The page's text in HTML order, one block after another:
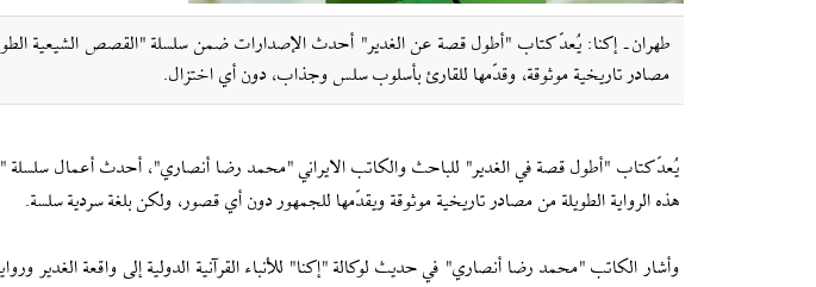
طهران ـ إکنا: يُعدّ كتاب "أطول قصة عن الغدير" أحدث الإصدارات ضمن سلسلة "القصص الشيعية
مصادر تاريخية موثوقة، وقدّمها للقارئ بأسلوب سلس وجذاب، دون أي اختزال.
يُعدّ كتاب "أطول قصة في الغدير" للباحث والكاتب الايراني "محمد رضا أنصاري"، أحدث أعمال سلسلة
هذه الرواية الطويلة من مصادر تاريخية موثوقة ويقدّمها للجمهور دون أي قصور، ولكن بلغة سردية سلسة.
وأشار الكاتب "محمد رضا أنصاري" في حديث لوکالة "إكنا" للأنباء القرآنية الدولية إلى واقعة الغدير